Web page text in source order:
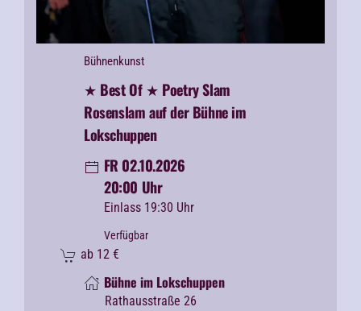
Bühnenkunst
★ Best Of ★ Poetry Slam
Rosenslam auf der Bühne im
Lokschuppen
FR 02.10.2026
20:00 Uhr
Einlass 19:30 Uhr
Verfügbar
ab 12 €
Bühne im Lokschuppen
Rathausstraße 26